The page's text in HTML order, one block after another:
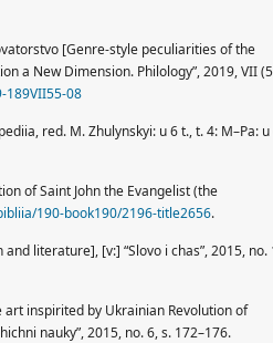
[Genre-style peculiarities of the
a New Dimension. Philology”, 2019, VII
189VII55-08
red. M. Zhulynskyi: u 6 t., t. 4: M–Pa: u
of Saint John the Evangelist (the
190-book190/2196-title2656.
literature], [v:] “Slovo i chas”, 2015, no.
inspirited by Ukrainian Revolution of
nauky”, 2015, no. 6, s. 172–176.